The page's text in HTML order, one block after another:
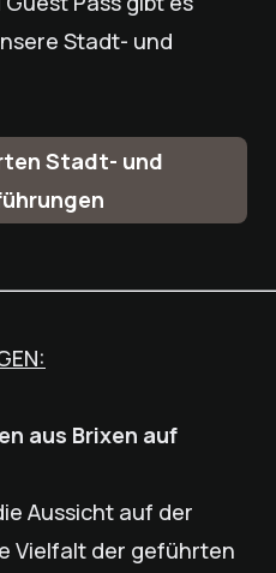
Stadt- und
Stadt- und
aus Brixen auf
Aussicht auf der
Vielfalt der geführten